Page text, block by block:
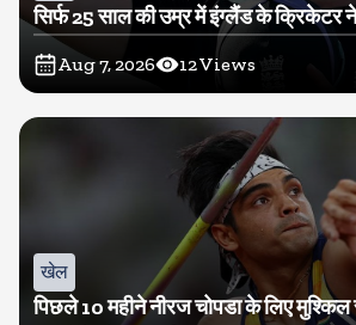
सिर्फ 25 साल की उम्र में इंग्लैंड के क्रिकेटर
Aug 7, 2026 12Views
खेल
पिछले 10 महीने नीरज चोपडा के लिए